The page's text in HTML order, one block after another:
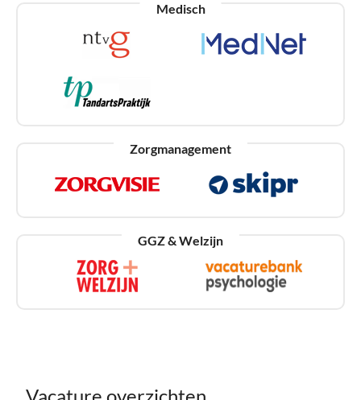
Medisch
Zorgmanagement
GGZ & Welzijn